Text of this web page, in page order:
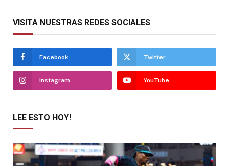
VISITA NUESTRAS REDES SOCIALES
Facebook Twitter
Instagram YouTube
LEE ESTO HOY!